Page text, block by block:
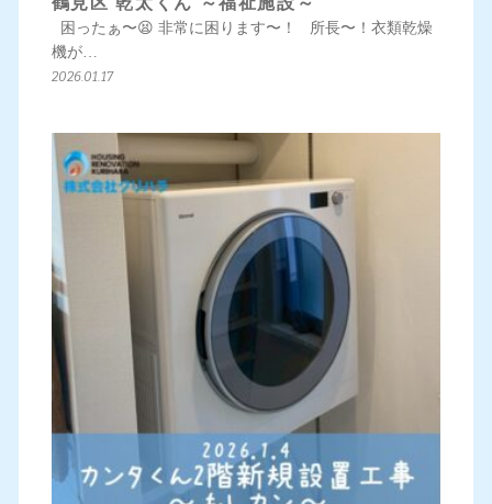
困ったぁ〜😫 非常に困ります〜！ 所長〜！衣類乾燥
機が…
2026.01.17